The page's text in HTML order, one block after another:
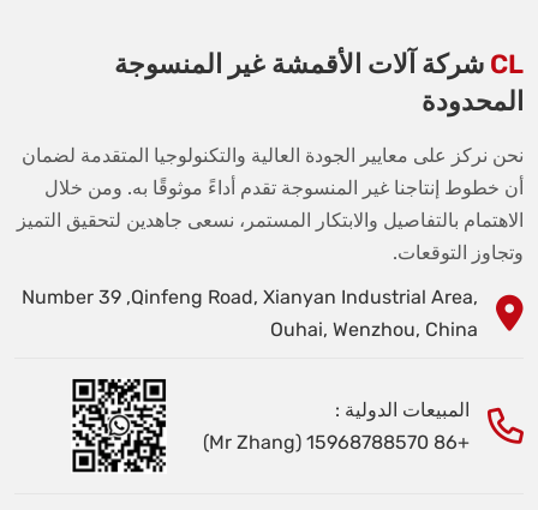
CL شركة آلات الأقمشة غير المنسوجة
المحدودة
نحن نركز على معايير الجودة العالية والتكنولوجيا المتقدمة لضمان
أن خطوط إنتاجنا غير المنسوجة تقدم أداءً موثوقًا به. ومن خلال
الاهتمام بالتفاصيل والابتكار المستمر، نسعى جاهدين لتحقيق التميز
وتجاوز التوقعات.
Number 39 ,Qinfeng Road, Xianyan Industrial Area,
Ouhai, Wenzhou, China
المبيعات الدولية :
+86 15968788570 (Mr Zhang)